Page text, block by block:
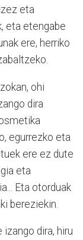
eta
eta etengabe
ere, herriko
ohi
dira
egurrezko eta
ere ez dute
eta
Eta otorduak
bereziekin.
dira, hiru